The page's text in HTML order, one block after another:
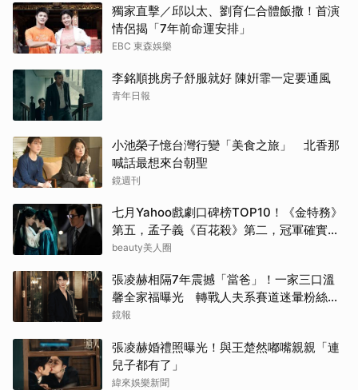
山下
其他
山姆
朴恩
獨家直擊／邱以太、劉育仁合體飯撒！首演
情侶揭「7年前命運安排」
EBC 東森娛樂
李銘順挑房子舒服就好 陳姸霏一定要通風
青年日報
小池榮子憶台灣行變「美食之旅」 北香那
喊話最想來台朝聖
鏡週刊
七月Yahoo戲劇口碑榜TOP10！《金特務》
第五，孟子義《百花殺》第二，冠軍確實
紅！
beauty美人圈
張凌赫相隔7年震撼「當爸」！一家三口溫
馨全家福曝光 轉戰人夫系賽道迷暈粉絲嗨
喊：直接結婚
鏡報
張凌赫婚禮照曝光！與王楚然嘟嘴親親「連
兒子都有了」
緯來娛樂新聞